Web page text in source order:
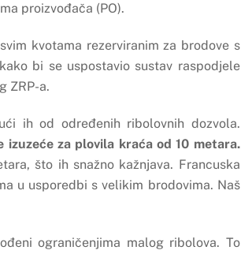
proizvođača (PO).
kvotama rezerviranim za brodove s
bi se uspostavio sustav raspodjele
ZRP-a.
ih od određenih ribolovnih dozvola.
za plovila kraća od 10 metara.
što ih snažno kažnjava. Francuska
u usporedbi s velikim brodovima. Naš
ograničenjima malog ribolova. To